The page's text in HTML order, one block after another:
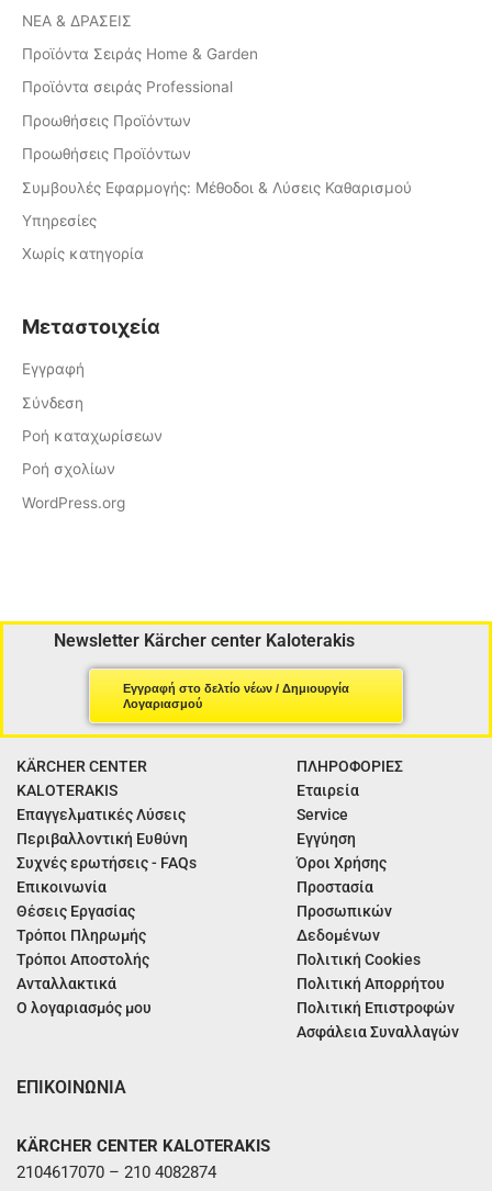
ΝΕΑ & ΔΡΑΣΕΙΣ
Προϊόντα Σειράς Home & Garden
Προϊόντα σειράς Professional
Προωθήσεις Προϊόντων
Προωθήσεις Προϊόντων
Συμβουλές Εφαρμογής: Μέθοδοι & Λύσεις Καθαρισμού
Υπηρεσίες
Χωρίς κατηγορία
Μεταστοιχεία
Εγγραφή
Σύνδεση
Ροή καταχωρίσεων
Ροή σχολίων
WordPress.org
Newsletter Kärcher center Kaloterakis
Εγγραφή στο δελτίο νέων / Δημιουργία
Λογαριασμού
KÄRCHER CENTER
KALOTERAKIS
Επαγγελματικές Λύσεις
Περιβαλλοντική Ευθύνη
Συχνές ερωτήσεις - FAQs
Επικοινωνία
Θέσεις Εργασίας
Τρόποι Πληρωμής
Τρόποι Αποστολής
Ανταλλακτικά
Ο λογαριασμός μου
ΠΛΗΡΟΦΟΡΙΕΣ
Εταιρεία
Service
Εγγύηση
Όροι Χρήσης
Προστασία
Προσωπικών
Δεδομένων
Πολιτική Cookies
Πολιτική Απορρήτου
Πολιτική Επιστροφών
Ασφάλεια Συναλλαγών
ΕΠΙΚΟΙΝΩΝΙΑ
KÄRCHER CENTER KALOTERAKIS
2104617070 – 210 4082874